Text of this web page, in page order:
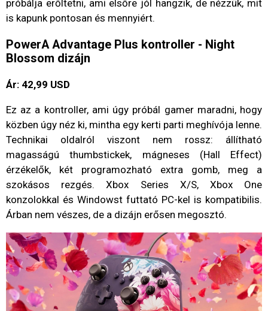
próbálja erőltetni, ami elsőre jól hangzik, de nézzük, mit
is kapunk pontosan és mennyiért.
PowerA Advantage Plus kontroller - Night
Blossom dizájn
Ár: 42,99 USD
Ez az a kontroller, ami úgy próbál gamer maradni, hogy
közben úgy néz ki, mintha egy kerti parti meghívója lenne.
Technikai oldalról viszont nem rossz: állítható
magasságú thumbstickek, mágneses (Hall Effect)
érzékelők, két programozható extra gomb, meg a
szokásos rezgés. Xbox Series X/S, Xbox One
konzolokkal és Windowst futtató PC-kel is kompatibilis.
Árban nem vészes, de a dizájn erősen megosztó.